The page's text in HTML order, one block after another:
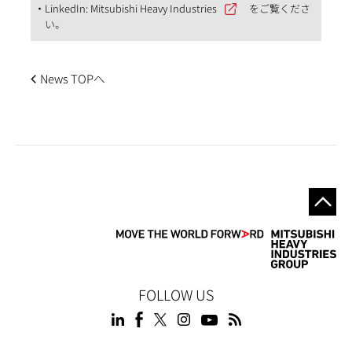
LinkedIn: Mitsubishi Heavy Industries
をご覧くださ
い。
News TOPへ
FOLLOW US